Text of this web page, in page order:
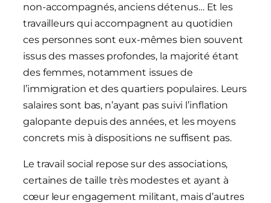
non-accompagnés, anciens détenus… Et les
travailleurs qui accompagnent au quotidien
ces personnes sont eux-mêmes bien souvent
issus des masses profondes, la majorité étant
des femmes, notamment issues de
l’immigration et des quartiers populaires. Leurs
salaires sont bas, n’ayant pas suivi l’inflation
galopante depuis des années, et les moyens
concrets mis à dispositions ne suffisent pas.
Le travail social repose sur des associations,
certaines de taille très modestes et ayant à
cœur leur engagement militant, mais d’autres